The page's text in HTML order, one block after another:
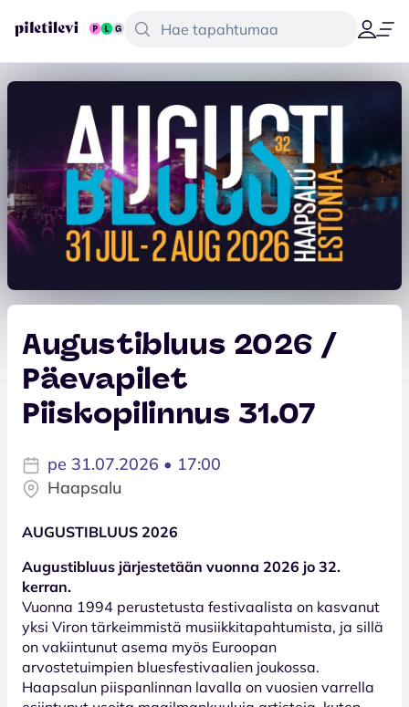
Augustibluus 2026 /
Päevapilet
Piiskopilinnus 31.07
pe 31.07.2026 • 17:00
Haapsalu
AUGUSTIBLUUS 2026
Augustibluus järjestetään vuonna 2026 jo 32.
kerran.
Vuonna 1994 perustetusta festivaalista on kasvanut
yksi Viron tärkeimmistä musiikkitapahtumista, ja sillä
on vakiintunut asema myös Euroopan
arvostetuimpien bluesfestivaalien joukossa.
Haapsalun piispanlinnan lavalla on vuosien varrella